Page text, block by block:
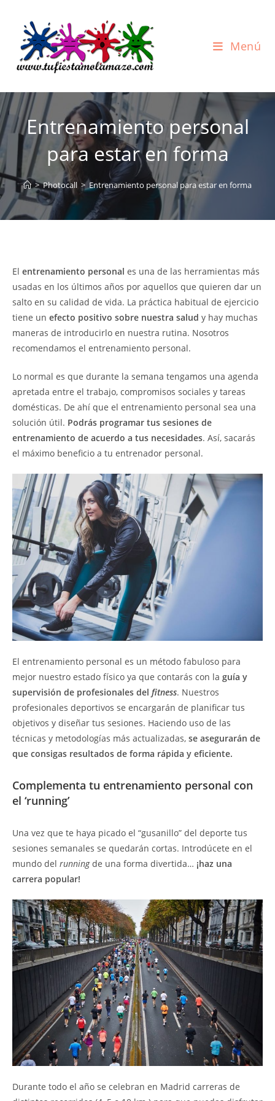
contenido
Menú
Entrenamiento personal
para estar en forma
> Photocall > Entrenamiento personal para estar en forma
El entrenamiento personal es una de las herramientas más
usadas en los últimos años por aquellos que quieren dar un
salto en su calidad de vida. La práctica habitual de ejercicio
tiene un efecto positivo sobre nuestra salud y hay muchas
maneras de introducirlo en nuestra rutina. Nosotros
recomendamos el entrenamiento personal.
Lo normal es que durante la semana tengamos una agenda
apretada entre el trabajo, compromisos sociales y tareas
domésticas. De ahí que el entrenamiento personal sea una
solución útil. Podrás programar tus sesiones de
entrenamiento de acuerdo a tus necesidades. Así, sacarás
el máximo beneficio a tu entrenador personal.
El entrenamiento personal es un método fabuloso para
mejor nuestro estado físico ya que contarás con la guía y
supervisión de profesionales del fitness. Nuestros
profesionales deportivos se encargarán de planificar tus
objetivos y diseñar tus sesiones. Haciendo uso de las
técnicas y metodologías más actualizadas, se asegurarán de
que consigas resultados de forma rápida y eficiente.
Complementa tu entrenamiento personal con
el ‘running’
Una vez que te haya picado el “gusanillo” del deporte tus
sesiones semanales se quedarán cortas. Introdúcete en el
mundo del runningde una forma divertida… ¡haz una
carrera popular!
Durante todo el año se celebran en Madrid carreras de